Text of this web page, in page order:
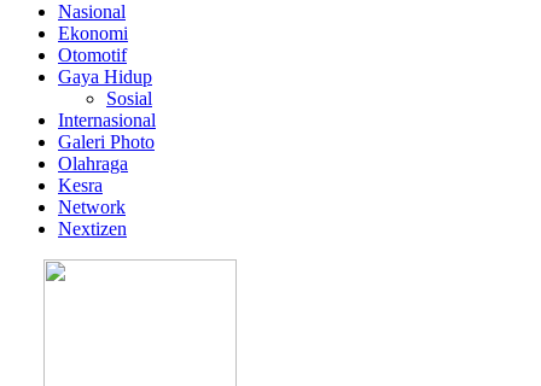
Nasional
Ekonomi
Otomotif
Gaya Hidup
Sosial
Internasional
Galeri Photo
Olahraga
Kesra
Network
Nextizen